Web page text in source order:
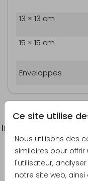
Ce site utilise
Nous utilisons des
similaires pour
l'utilisateur,
notre site web,
13 × 13 cm
15 × 15 cm
Enveloppes
Informations du
Description
Faire-part